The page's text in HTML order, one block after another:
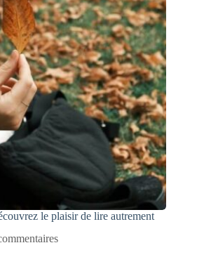
le plaisir de lire autrement